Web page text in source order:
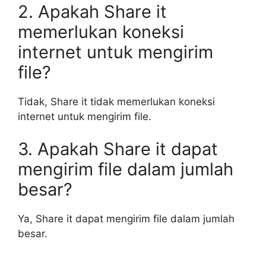
2. Apakah Share it
memerlukan koneksi
internet untuk mengirim
file?
Tidak, Share it tidak memerlukan koneksi
internet untuk mengirim file.
3. Apakah Share it dapat
mengirim file dalam jumlah
besar?
Ya, Share it dapat mengirim file dalam jumlah
besar.